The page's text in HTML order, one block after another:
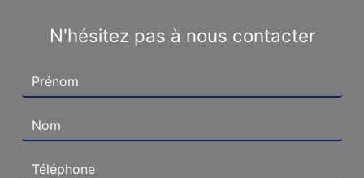
N'hésitez pas à nous contacter